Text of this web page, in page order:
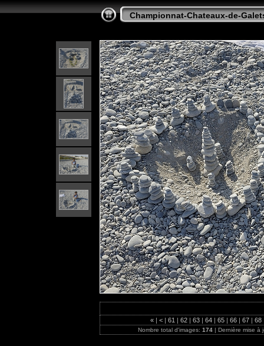
Championnat-Chateaux-de-
« | < | 61 | 62 | 63 | 64 | 65 | 66 | 67 | 68
Nombre total d'images: 174 | Dernière mise à